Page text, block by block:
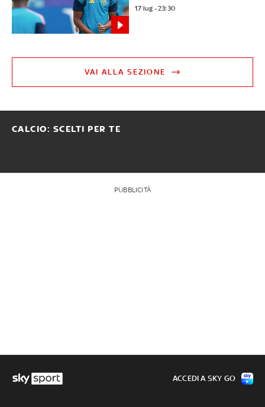
17 lug - 23:30
VAI ALLA SEZIONE
CALCIO: SCELTI PER TE
PUBBLICITÀ
ACCEDI A SKY GO